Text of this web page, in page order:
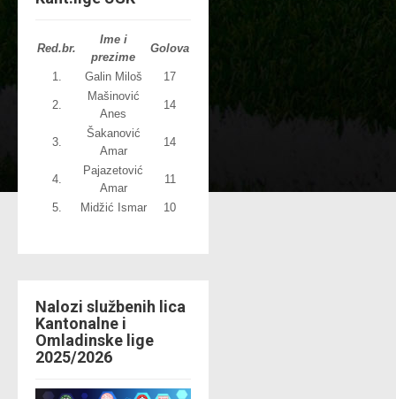
Red.br.
Ime i
prezime
Golova
1. Galin Miloš 17
2.
Mašinović
Anes
14
3.
Šakanović
Amar
14
4.
Pajazetović
Amar
11
5. Midžić Ismar 10
Nalozi službenih lica
Kantonalne i
Omladinske lige
2025/2026